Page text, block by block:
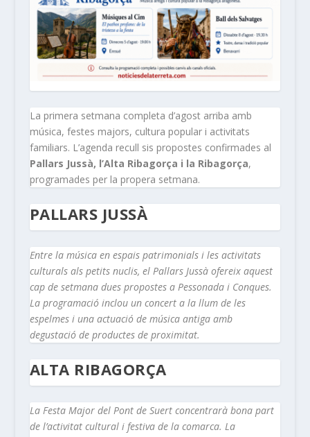
La primera setmana completa d’agost arriba amb
música, festes majors, cultura popular i activitats
familiars. L’agenda recull sis propostes confirmades al
Pallars Jussà, l’Alta Ribagorça i la Ribagorça,
programades per la propera setmana.
PALLARS JUSSÀ
Entre la música en espais patrimonials i les activitats
culturals als petits nuclis, el Pallars Jussà ofereix aquest
cap de setmana dues propostes a Pessonada i Conques.
La programació inclou un concert a la llum de les
espelmes i una actuació de música antiga amb
degustació de productes de proximitat.
ALTA RIBAGORÇA
La Festa Major del Pont de Suert concentrarà bona part
de l’activitat cultural i festiva de la comarca. La